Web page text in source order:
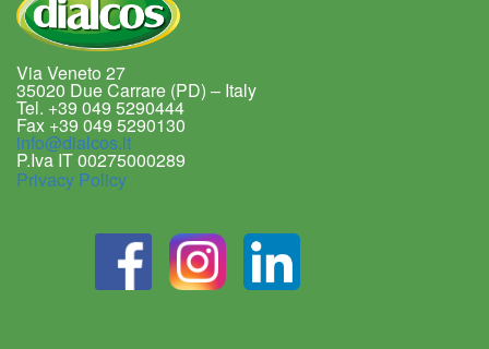
Via Veneto 27
35020 Due Carrare (PD) – Italy
Tel. +39 049 5290444
Fax +39 049 5290130
info@dialcos.it
P.Iva IT 00275000289
Privacy Policy